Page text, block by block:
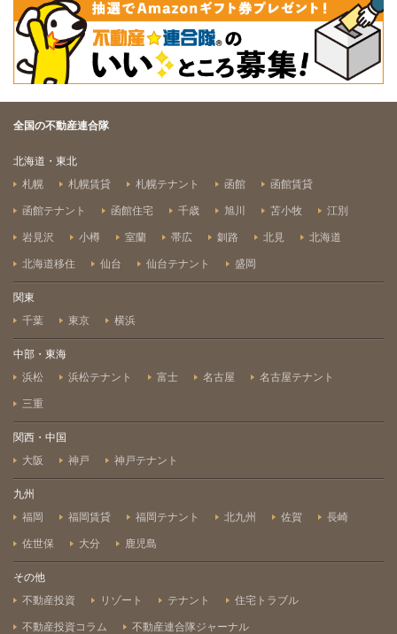
全国の不動産連合隊
北海道・東北
札幌
札幌賃貸 札幌テナント 函館 函館賃貸
函館テナント 函館住宅 千歳 旭川 苫小牧 江別
岩見沢 小樽 室蘭 帯広 釧路 北見 北海道
北海道移住 仙台 仙台テナント 盛岡
関東
千葉
東京 横浜
中部・東海
浜松
浜松テナント 富士 名古屋 名古屋テナント
三重
関西・中国
大阪
神戸 神戸テナント
九州
福岡
福岡賃貸 福岡テナント 北九州 佐賀 長崎
佐世保 大分 鹿児島
その他
不動産投資
リゾート テナント 住宅トラブル
不動産投資コラム 不動産連合隊ジャーナル